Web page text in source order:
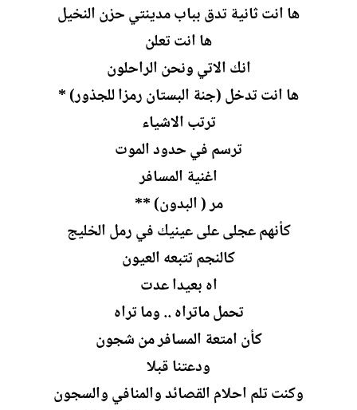
ا
ء
ها انت ثانية تدق بباب مدينتي حزن النخيل
ها انت تعلن
انك الاتي ونحن الراحلون
ها انت تدخل (جنة البستان رمزا للجذور) *
ترتب الاشياء
ترسم في حدود الموت
اغنية المسافر
مر ( البدون) **
كأنهم عجلى على عينيك في رمل الخليج
كالنجم تتبعه العيون
اه بعيدا عدت
تحمل ماتراه .. وما تراه
كأن امتعة المسافر من شجون
ودعتنا قبلا
وكنت تلم احلام القصائد والمنافي والسجون